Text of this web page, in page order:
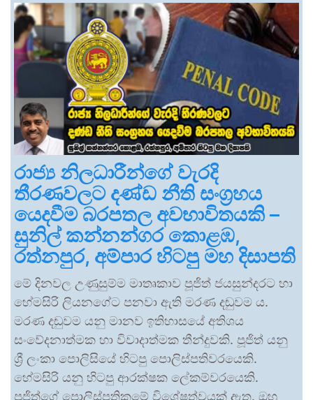
රාජ්‍ය නිලධාරීන්ගේ වැරදි
තීරණවලට දණ්ඩ නීති සංග්‍රහය
යෙදවීම බරපතල අවභාවිතයකි –
සුනිල් කන්නන්ගර කොළඹ,
රත්නපුර, අම්පාර හිටපු මහ දිසාපති
මේ දිනවල උණුසුම්ම මාතෘකාව පූජිත් ජයසුන්දරට හා
හේමසිරි ලියනගේට පනවා ඇති මරණ දඬුවම ය.
මරණ දඬුවම යනු මානව ඉතිහාසයේ අතිශය
සංවේදනාත්මක හා විවාදාත්මක තීන්දුවකි. පූජිත් යනු
ශ්‍රී ලංකා පොලිසියේ හිටපු පොලිස්පතිවරයෙකි.
හේමසිරි යනු හිටපු ආරක්ෂක ලේකම්වරයෙකි.
පූජිත්ගේ පොලිස්පතිකමේ විශේෂත්වයක් ඇත. ඔහු